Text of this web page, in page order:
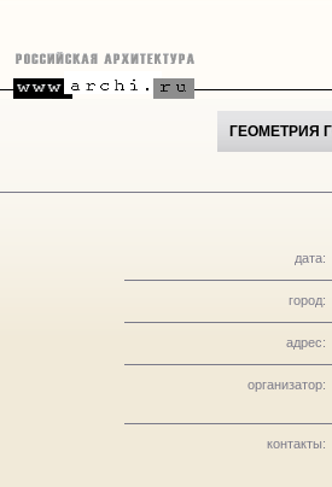
ГЕОМЕТРИЯ
дата:
город:
адрес:
организатор:
контакты: